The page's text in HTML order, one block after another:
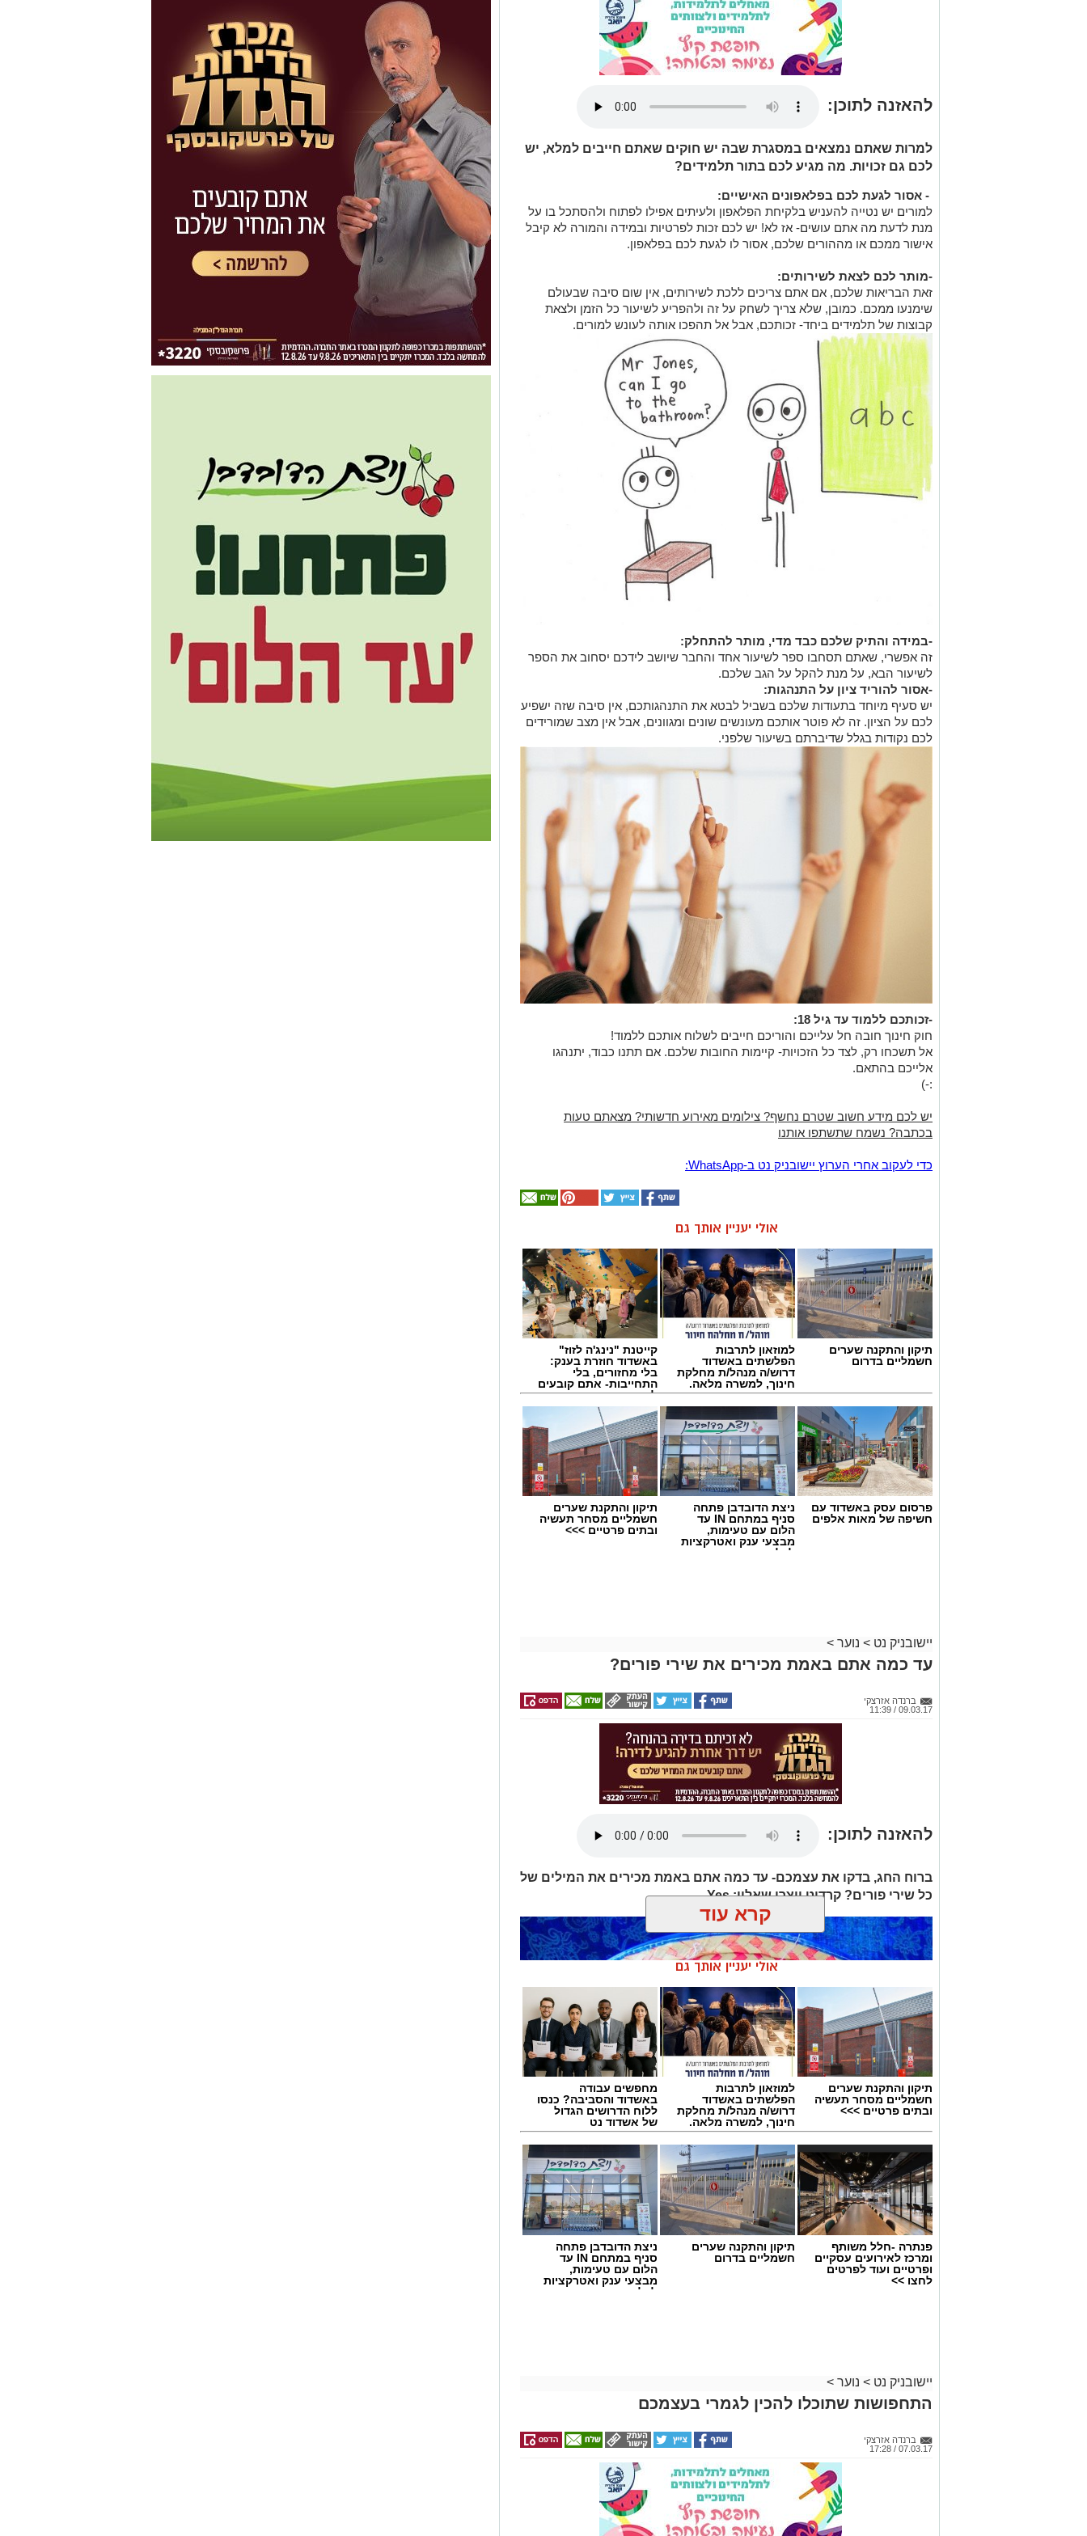
להאזנה לתוכן:
למרות שאתם נמצאים במסגרת שבה יש חוקים שאתם חייבים למלא, יש
לכם גם זכויות. מה מגיע לכם בתור תלמידים?
- אסור לגעת לכם בפלאפונים האישיים:
למורים יש נטייה להעניש בלקיחת הפלאפון ולעיתים אפילו לפתוח ולהסתכל בו על
מנת לדעת מה אתם עושים- אז לא! יש לכם זכות לפרטיות ובמידה והמורה לא קיבל
אישור ממכם או מההורים שלכם, אסור לו לגעת לכם בפלאפון.
-מותר לכם לצאת לשירותים:
זאת הבריאות שלכם, אם אתם צריכים ללכת לשירותים, אין שום סיבה שבעולם
שימנעו ממכם. כמובן, שלא צריך לשחק על זה ולהפריע לשיעור כל הזמן ולצאת
קבוצות של תלמידים ביחד- זכותכם, אבל אל תהפכו אותה לעונש למורים.
-במידה והתיק שלכם כבד מדי, מותר להתחלק:
זה אפשרי, שאתם תסחבו ספר לשיעור אחד והחבר שיושב לידכם יסחוב את הספר
לשיעור הבא, על מנת להקל על הגב שלכם.
-אסור להוריד ציון על התנהגות:
יש סעיף מיוחד בתעודות שלכם בשביל לבטא את התנהגותכם, אין סיבה שזה ישפיע
לכם על הציון. זה לא פוטר אותכם מעונשים שונים ומגוונים, אבל אין מצב שמורידים
לכם נקודות בגלל שדיברתם בשיעור שלפני.
-זכותכם ללמוד עד גיל 18:
חוק חינוך חובה חל עלייכם והוריכם חייבים לשלוח אותכם ללמוד!
אל תשכחו רק, לצד כל הזכויות- קיימות החובות שלכם. אם תתנו כבוד, יתנהגו
אלייכם בהתאם.
:-)
יש לכם מידע חשוב שטרם נחשף? צילומים מאירוע חדשותי? מצאתם טעות
בכתבה? נשמח שתשתפו אותנו
‏כדי לעקוב אחרי הערוץ יישובניק נט ב-WhatsApp:‏‏‏
אולי יעניין אותך גם
תיקון והתקנה שערים
חשמליים בדרום
למוזאון לתרבות
הפלשתים באשדוד
דרוש/ה מנהל/ת מחלקת
חינוך, למשרה מלאה.
קייטנת "נינג'ה לזוז"
באשדוד חוזרת בענק:
בלי מחזורים, בלי
התחייבות- אתם קובעים
לכמה ואיזה ימים
להירשם!
פרסום עסק באשדוד עם
חשיפה של מאות אלפים
ניצת הדובדבן פתחה
סניף במתחם IN עד
הלום עם טעימות,
מבצעי ענק ואטרקציות
לכל המשפחה
תיקון והתקנת שערים
חשמליים מסחר תעשיה
ובתים פרטיים >>>
יישובניק נט > נוער >
עד כמה אתם באמת מכירים את שירי פורים?
ברנדה אזרצקי
09.03.17 / 11:39
להאזנה לתוכן:
ברוח החג, בדקו את עצמכם- עד כמה אתם באמת מכירים את המילים של
כל שירי פורים? קרדיט יוצרי שאלון: Yes
יש לכם מידע חשוב שטרם נחשף? צילומים מאירוע חדשותי? מצאתם טעות
קרא עוד
אולי יעניין אותך גם
תיקון והתקנת שערים
חשמליים מסחר תעשיה
ובתים פרטיים >>>
למוזאון לתרבות
הפלשתים באשדוד
דרוש/ה מנהל/ת מחלקת
חינוך, למשרה מלאה.
מחפשים עבודה
באשדוד והסביבה? כנסו
ללוח הדרושים הגדול
של אשדוד נט
פנתרה -חלל משותף
ומרכז לאירועים עסקיים
ופרטיים ועוד לפרטים
לחצו >>
תיקון והתקנה שערים
חשמליים בדרום
ניצת הדובדבן פתחה
סניף במתחם IN עד
הלום עם טעימות,
מבצעי ענק ואטרקציות
לכל המשפחה
יישובניק נט > נוער >
התחפושות שתוכלו להכין לגמרי בעצמכם
ברנדה אזרצקי
07.03.17 / 17:28